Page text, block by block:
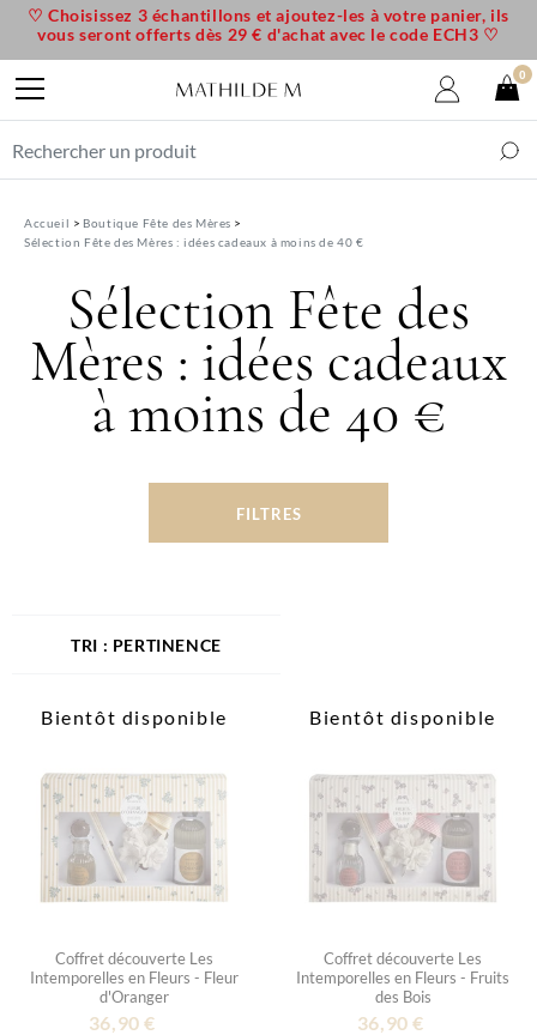
Accueil
Boutique Fête des Mères
Sélection Fête des Mères : idées cadeaux à moins de 40 €
Sélection Fête des
Mères : idées cadeaux
à moins de 40 €
FILTRES
PERTINENCE
Bientôt disponible
Coffret découverte Les
Intemporelles en Fleurs - Fleur
d'Oranger
36,90 €
Bientôt disponible
Coffret découverte Les
Intemporelles en Fleurs - Fruits
des Bois
36,90 €
♡ Choisissez 3 échantillons et ajoutez-les à votre panier, ils
vous seront offerts dès 29 € d'achat avec le code ECH3 ♡
0